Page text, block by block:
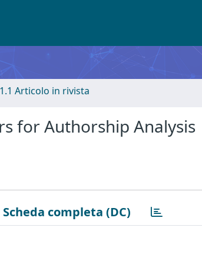
1.1 Articolo in rivista
for Authorship Analysis
Scheda completa (DC)